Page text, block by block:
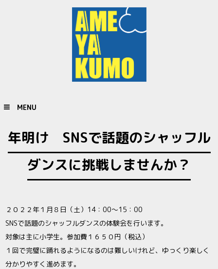
MENU
年明け SNSで話題のシャッフル
ダンスに挑戦しませんか？
２０２２年１月８日（土）14：00～15：00
SNSで話題のシャッフルダンスの体験会を行います。
対象は主に小学生。参加費１６５０円（税込）
１回で完璧に踊れるようになるのは難しいけれど、ゆっくり楽しく
分かりやすく進めます。